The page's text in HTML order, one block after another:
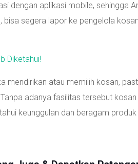
dengan aplikasi mobile, sehingga
segera lapor ke pengelola
Diketahui!
mendirikan atau memilih kosan,
adanya fasilitas tersebut
keunggulan dan beragam